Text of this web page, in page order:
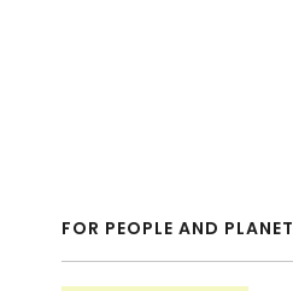
FOR PEOPLE AND PLANET